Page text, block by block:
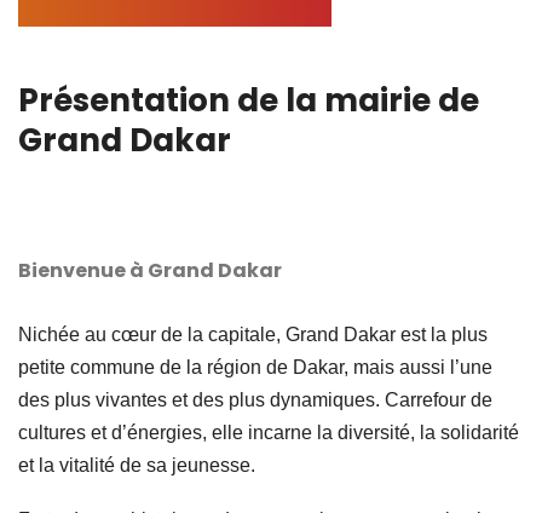
Présentation de la mairie de
Grand Dakar
Bienvenue à Grand Dakar
Nichée au cœur de la capitale, Grand Dakar est la plus
petite commune de la région de Dakar, mais aussi l’une
des plus vivantes et des plus dynamiques. Carrefour de
cultures et d’énergies, elle incarne la diversité, la solidarité
et la vitalité de sa jeunesse.